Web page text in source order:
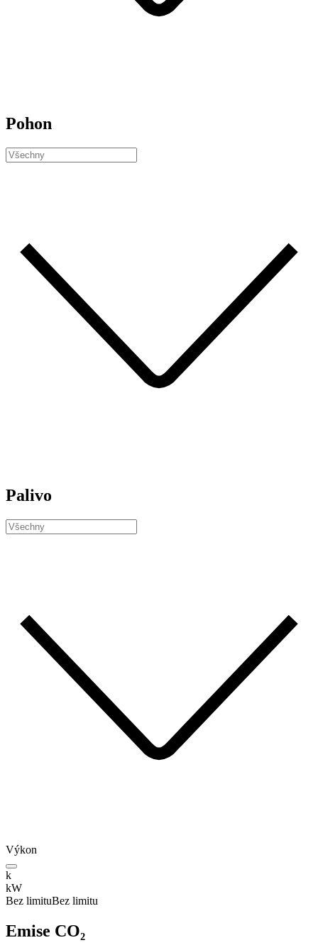
Pohon
Palivo
Výkon
k
kW
Bez limituBez limitu
Emise CO₂